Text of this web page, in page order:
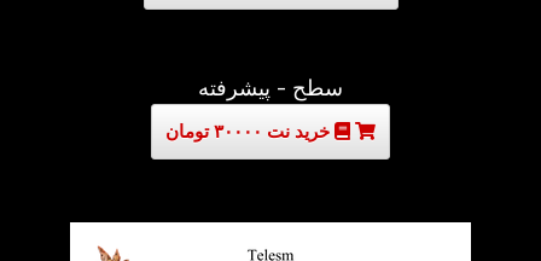
سطح - پیشرفته
خرید نت ۳۰۰۰۰ تومان